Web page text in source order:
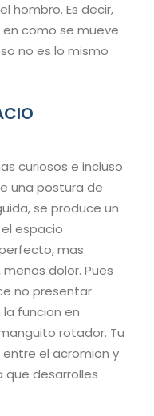
hombro. Es decir,
como se mueve
no es lo mismo
curiosos e incluso
una postura de
se produce un
espacio
mas
dolor. Pues
no presentar
funcion en
rotador. Tu
el acromion y
que desarrolles